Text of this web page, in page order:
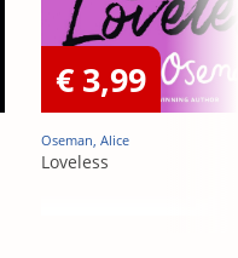
€ 3,99
Oseman, Alice
Loveless